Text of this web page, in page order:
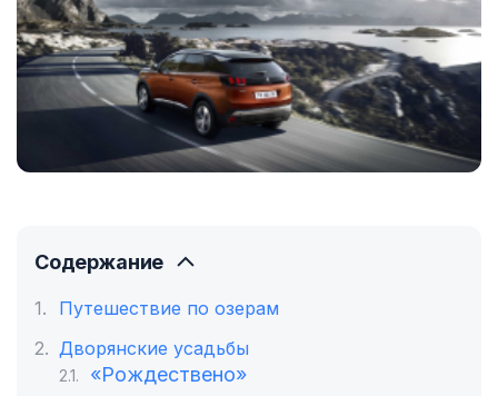
Содержание
Путешествие по озерам
Дворянские усадьбы
«Рождествено»